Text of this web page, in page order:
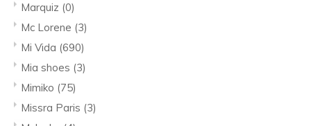
Marquiz (0)
Mc Lorene (3)
Mi Vida (690)
Mia shoes (3)
Mimiko (75)
Missra Paris (3)